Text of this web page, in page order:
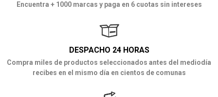
Encuentra + 1000 marcas y paga en 6 cuotas sin intereses
DESPACHO 24 HORAS
Compra miles de productos seleccionados antes del mediodía
recibes en el mismo día en cientos de comunas